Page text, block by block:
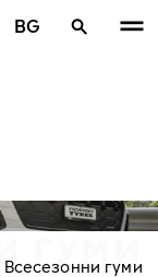
BG
ГУМИ
Всесезонни гуми